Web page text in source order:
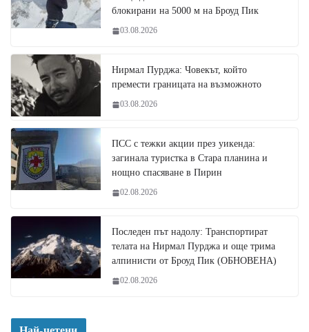
блокирани на 5000 м на Броуд Пик
03.08.2026
Нирмал Пурджа: Човекът, който
премести границата на възможното
03.08.2026
ПСС с тежки акции през уикенда:
загинала туристка в Стара планина и
нощно спасяване в Пирин
02.08.2026
Последен път надолу: Транспортират
телата на Нирмал Пурджа и още трима
алпинисти от Броуд Пик (ОБНОВЕНА)
02.08.2026